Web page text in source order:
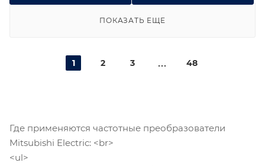
ПОКАЗАТЬ ЕЩЕ
1 2 3 48
Где применяются частотные преобразователи
Mitsubishi Electric: <br>
<ul>